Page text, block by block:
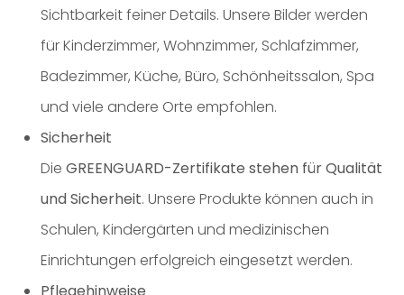
Sichtbarkeit feiner Details. Unsere Bilder werden
für Kinderzimmer, Wohnzimmer, Schlafzimmer,
Badezimmer, Küche, Büro, Schönheitssalon, Spa
und viele andere Orte empfohlen.
Sicherheit
Die GREENGUARD-Zertifikate stehen für Qualität
und Sicherheit. Unsere Produkte können auch in
Schulen, Kindergärten und medizinischen
Einrichtungen erfolgreich eingesetzt werden.